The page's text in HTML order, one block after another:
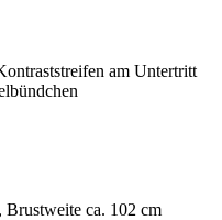
am Untertritt
ca. 102 cm